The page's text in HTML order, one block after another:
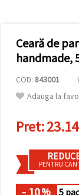
analiză și
marketing.
acord să
utilizați
toate
cookie -
clic pe
"acceptati
indicați
preferințele
selectând
Ceară de
handmade,
COD: 843001
Adauga la
Pret:
PENTRU
- 10% 5